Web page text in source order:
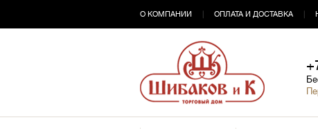
О КОМПАНИИ ОПЛАТА И ДОСТАВКА